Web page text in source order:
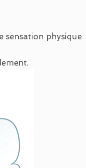
sensation physique